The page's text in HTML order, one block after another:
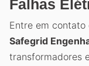
Falhas
Entre em contato
Safegrid
transformadores